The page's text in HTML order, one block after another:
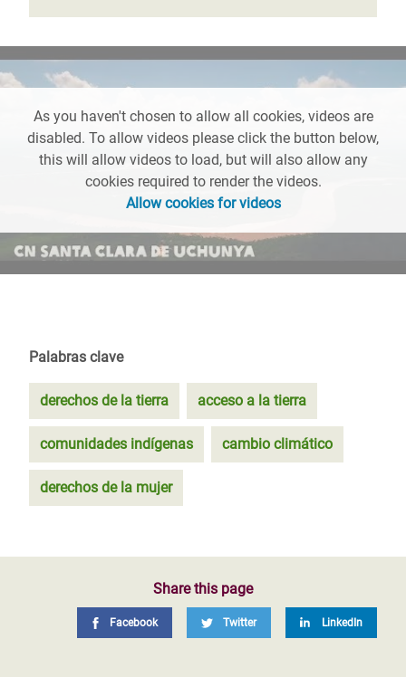
As you haven't chosen to allow all cookies, videos are
disabled. To allow videos please click the button below,
this will allow videos to load, but will also allow any
cookies required to render the videos.
Allow cookies for videos
Palabras clave
derechos de la tierra acceso a la tierra
comunidades indígenas cambio climático
derechos de la mujer
Share this page
Facebook Twitter LinkedIn